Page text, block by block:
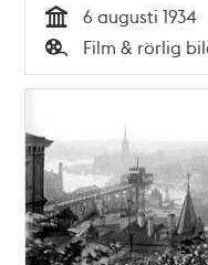
Tid
6 augusti 1934
Typ
Film & rörlig